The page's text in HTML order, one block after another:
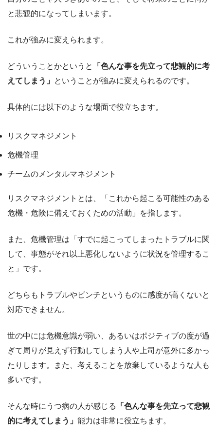
と悲観的になってしまいます。
これが強みに変えられます。
どういうことかというと
「色んな事を先立って悲観的に考
えてしまう」 ということが強みに変えられるのです。
具体的には以下のような場面で役立ちます。
リスクマネジメント
危機管理
チームのメンタルマネジメント
リスクマネジメントとは、「これから起こる可能性のある
危機・危険に備えておくための活動」を指します。
また、危機管理は「すでに起こってしまったトラブルに関
して、事態がそれ以上悪化しないように状況を管理するこ
と」です。
どちらもトラブルやピンチというものに感度が高くないと
対応できません。
世の中には危機意識が弱い、あるいはポジティブの度が過
ぎて周りが見えず行動してしまう人や上司が意外に多かっ
たりします。また、考えることを放棄しているような人も
多いです。
そんな時にうつ病の人が感じる
「色んな事を先立って悲観
的に考えてしまう」 能力は非常に役立ちます。